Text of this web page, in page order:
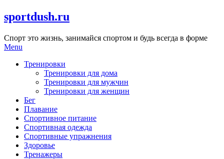
Skip
to
sportdush.ru
Спорт это жизнь, занимайся спортом и будь всегда в форме
Menu
Тренировки
Тренировки для дома
Тренировки для мужчин
Тренировки для женщин
Бег
Плавание
Спортивное питание
Спортивная одежда
Спортивные упражнения
Здоровье
Тренажеры